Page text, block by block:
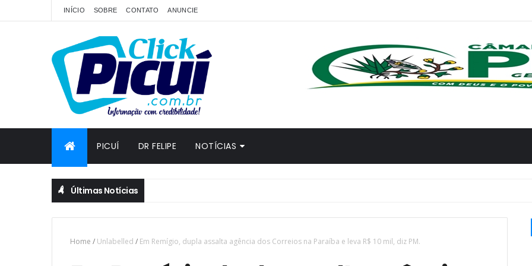
INÍCIO SOBRE CONTATO ANUNCIE
PICUÍ DR FELIPE NOTÍCIAS
Últimas Notícias
Home / Unlabelled / Em Remígio, dupla assalta agência dos Correios na Paraíba e leva R$ 10 mil, diz PM.